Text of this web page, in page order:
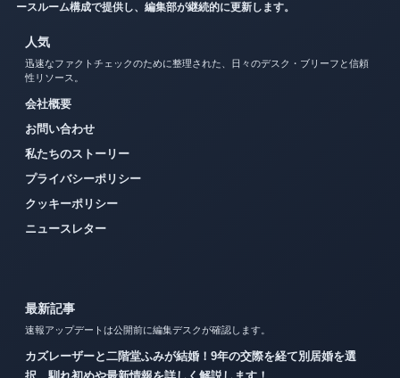
ースルーム構成で提供し、編集部が継続的に更新します。
人気
迅速なファクトチェックのために整理された、日々のデスク・ブリーフと信頼
性リソース。
会社概要
お問い合わせ
私たちのストーリー
プライバシーポリシー
クッキーポリシー
ニュースレター
最新記事
速報アップデートは公開前に編集デスクが確認します。
カズレーザーと二階堂ふみが結婚！9年の交際を経て別居婚を選